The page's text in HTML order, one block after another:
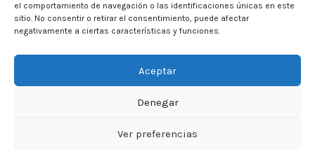
el comportamiento de navegación o las identificaciones únicas en este
sitio. No consentir o retirar el consentimiento, puede afectar
negativamente a ciertas características y funciones.
Aceptar
Denegar
Ver preferencias